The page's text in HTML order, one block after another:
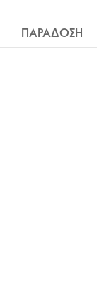
ΠΑΡΑΔΟΣΗ